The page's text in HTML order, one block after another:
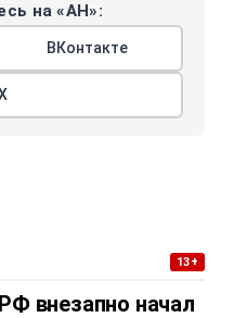
на «АН»:
ВКонтакте
13+
внезапно начал